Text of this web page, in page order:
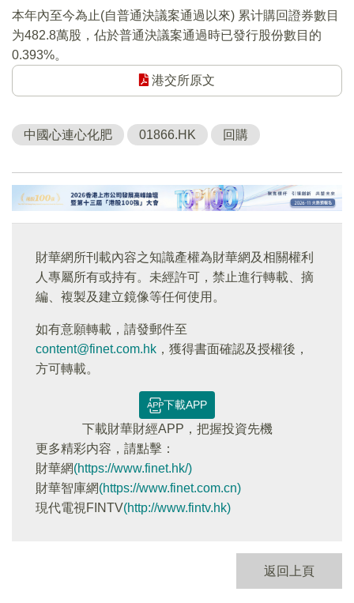
本年內至今為止(自普通決議案通過以來) 累计購回證券數目
为482.8萬股，佔於普通決議案通過時已發行股份數目的
0.393%。
港交所原文
中國心連心化肥 01866.HK 回購
財華網所刊載內容之知識產權為財華網及相關權利
人專屬所有或持有。未經許可，禁止進行轉載、摘
編、複製及建立鏡像等任何使用。
如有意願轉載，請發郵件至
content@finet.com.hk ，獲得書面確認及授權後，
方可轉載。
下載APP
下載財華財經APP，把握投資先機
更多精彩内容，請點擊：
財華網(https://www.finet.hk/)
財華智庫網(https://www.finet.com.cn)
現代電視FINTV(http://www.fintv.hk)
返回上頁